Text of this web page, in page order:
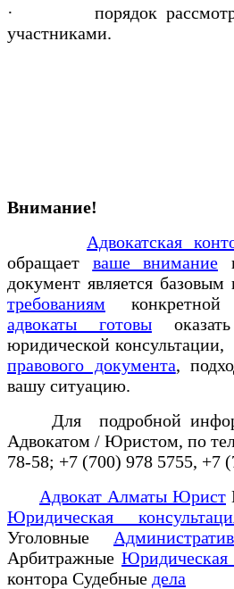
· порядок
участниками.
Внимание!
Адвокатская
обращает ваше внимание
документ является
требованиям
адвокаты готовы
юридической консультации,
правового документа,
вашу ситуацию.
Для подробной
Адвокатом / Юристом, по
78-58; +7 (700) 978 5755, +7
Адвокат Алматы Юрист
Юридическая
Уголовные
Арбитражные Юридическая
контора Судебные дела